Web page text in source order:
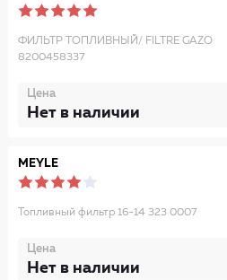
ФИЛЬТР ТОПЛИВНЫЙ/ FILTRE GAZO
8200458337
Цена
Нет в наличии
MEYLE
Топливный фильтр 16-14 323 0007
Цена
Нет в наличии